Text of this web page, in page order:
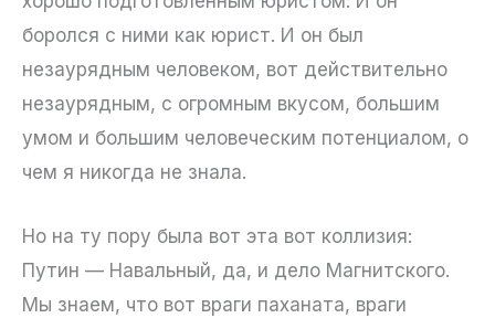
боролся с ними как юрист. И он был
незаурядным человеком, вот действительно
незаурядным, с огромным вкусом, большим
умом и большим человеческим потенциалом, о
чем я никогда не знала.
Но на ту пору была вот эта вот коллизия:
Путин — Навальный, да, и дело Магнитского.
Мы знаем, что вот враги паханата, враги